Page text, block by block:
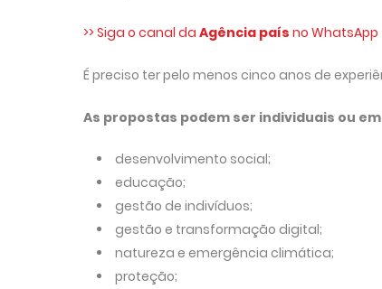
>> Siga o canal da Agência país no WhatsApp
É preciso ter pelo menos cinco anos de
As propostas podem ser individuais ou
desenvolvimento social;
educação;
gestão de indivíduos;
gestão e transformação digital;
natureza e emergência climática;
proteção;